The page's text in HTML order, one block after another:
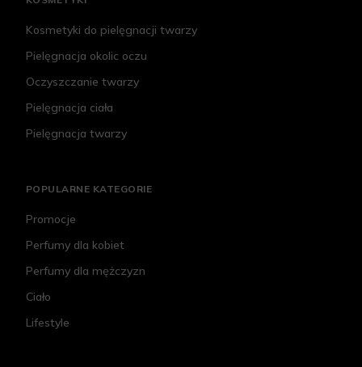
Kosmetyki do pielęgnacji twarzy
Pielęgnacja okolic oczu
Oczyszczanie twarzy
Pielęgnacja ciała
Pielęgnacja twarzy
POPULARNE KATEGORIE
Promocje
Perfumy dla kobiet
Perfumy dla mężczyzn
Ciało
Lifestyle